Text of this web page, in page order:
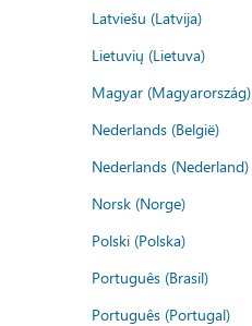
Latviešu (Latvija)
Lietuvių (Lietuva)
Magyar (Magyarország)
Nederlands (België)
Nederlands (Nederland)
Norsk (Norge)
Polski (Polska)
Português (Brasil)
Português (Portugal)